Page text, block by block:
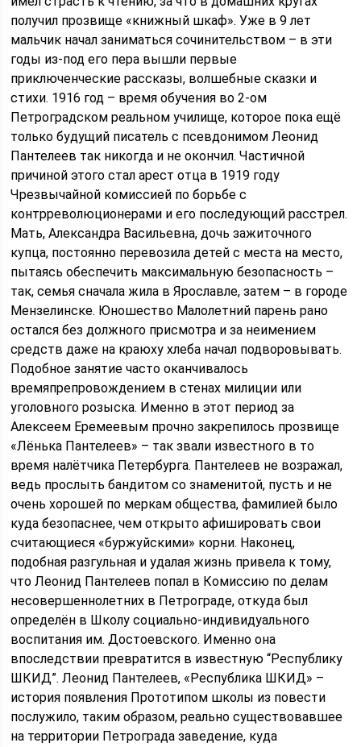
получил прозвище «книжный шкаф». Уже в 9 лет
мальчик начал заниматься сочинительством – в эти
годы из-под его пера вышли первые
приключенческие рассказы, волшебные сказки и
стихи. 1916 год – время обучения во 2-ом
Петроградском реальном училище, которое пока ещё
только будущий писатель с псевдонимом Леонид
Пантелеев так никогда и не окончил. Частичной
причиной этого стал арест отца в 1919 году
Чрезвычайной комиссией по борьбе с
контрреволюционерами и его последующий расстрел.
Мать, Александра Васильевна, дочь зажиточного
купца, постоянно перевозила детей с места на место,
пытаясь обеспечить максимальную безопасность –
так, семья сначала жила в Ярославле, затем – в городе
Мензелинске. Юношество Малолетний парень рано
остался без должного присмотра и за неимением
средств даже на краюху хлеба начал подворовывать.
Подобное занятие часто оканчивалось
времяпрепровождением в стенах милиции или
уголовного розыска. Именно в этот период за
Алексеем Еремеевым прочно закрепилось прозвище
«Лёнька Пантелеев» – так звали известного в то
время налётчика Петербурга. Пантелеев не возражал,
ведь прослыть бандитом со знаменитой, пусть и не
очень хорошей по меркам общества, фамилией было
куда безопаснее, чем открыто афишировать свои
считающиеся «буржуйскими» корни. Наконец,
подобная разгульная и удалая жизнь привела к тому,
что Леонид Пантелеев попал в Комиссию по делам
несовершеннолетних в Петрограде, откуда был
определён в Школу социально-индивидуального
воспитания им. Достоевского. Именно она
впоследствии превратится в известную “Республику
ШКИД”. Леонид Пантелеев, «Республика ШКИД» –
история появления Прототипом школы из повести
послужило, таким образом, реально существовавшее
на территории Петрограда заведение, куда